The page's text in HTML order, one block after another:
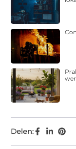
Delen: